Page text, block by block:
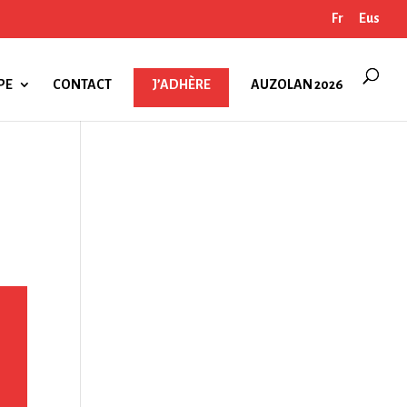
Fr Eus
CONTACT J’ADHÈRE AUZOLAN 2026